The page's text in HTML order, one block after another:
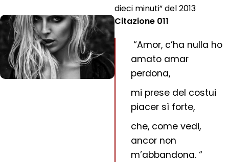
dieci minuti” del 2013
Citazione 011
“Amor, c’ha nulla ho
amato amar
perdona,
mi prese del costui
piacer sì forte,
che, come vedi,
ancor non
m’abbandona. “